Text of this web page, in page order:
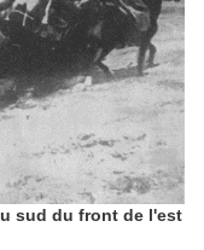
sud du front de l'est